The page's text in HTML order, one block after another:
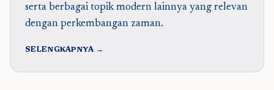
serta berbagai topik modern lainnya yang relevan
dengan perkembangan zaman.
SELENGKAPNYA →